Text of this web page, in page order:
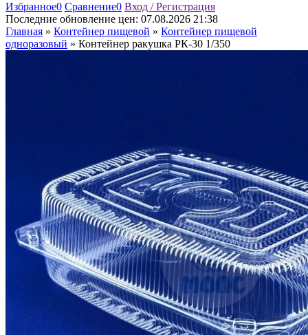
Избранное0 Сравнение0 Вход / Регистрация
Последние обновление цен: 07.08.2026 21:38
Главная » Контейнер пищевой » Контейнер пищевой
одноразовый » Контейнер ракушка РК-30 1/350